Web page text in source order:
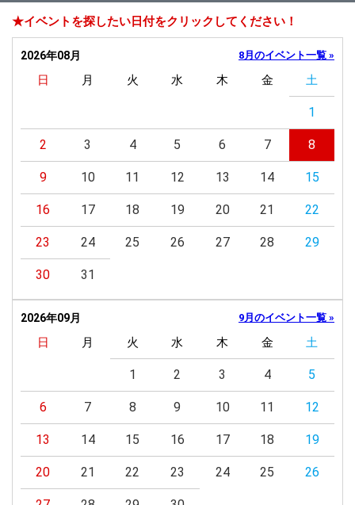
★イベントを探したい日付をクリックしてください！
2026年08月 8月のイベント一覧 »
日 月 火 水 木 金 土
1
2 3 4 5 6 7 8
9 10 11 12 13 14 15
16 17 18 19 20 21 22
23 24 25 26 27 28 29
30 31
2026年09月 9月のイベント一覧 »
日 月 火 水 木 金 土
1 2 3 4 5
6 7 8 9 10 11 12
13 14 15 16 17 18 19
20 21 22 23 24 25 26